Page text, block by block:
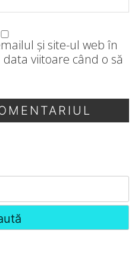
și site-ul web în
viitoare când o să